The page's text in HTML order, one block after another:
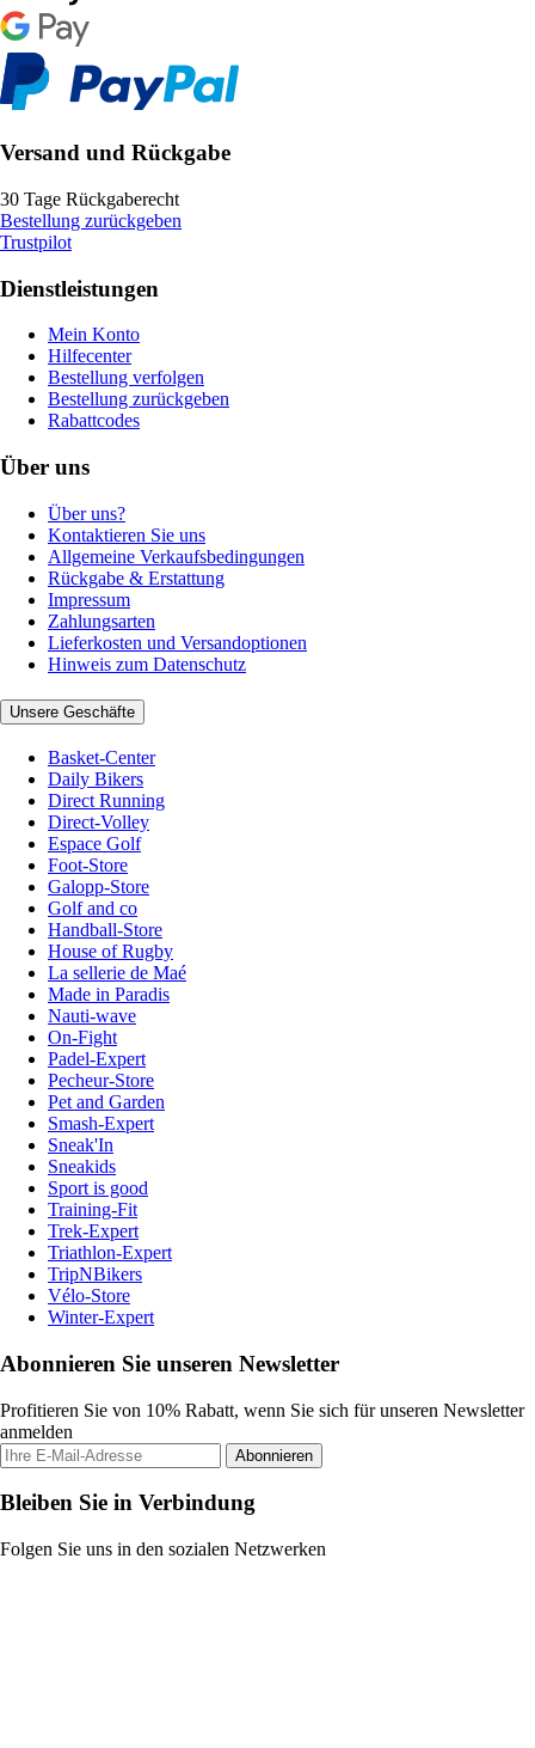
Versand und Rückgabe
30 Tage Rückgaberecht
Bestellung zurückgeben
Trustpilot
Dienstleistungen
Mein Konto
Hilfecenter
Bestellung verfolgen
Bestellung zurückgeben
Rabattcodes
Über uns
Über uns?
Kontaktieren Sie uns
Allgemeine Verkaufsbedingungen
Rückgabe & Erstattung
Impressum
Zahlungsarten
Lieferkosten und Versandoptionen
Hinweis zum Datenschutz
Unsere Geschäfte
Basket-Center
Daily Bikers
Direct Running
Direct-Volley
Espace Golf
Foot-Store
Galopp-Store
Golf and co
Handball-Store
House of Rugby
La sellerie de Maé
Made in Paradis
Nauti-wave
On-Fight
Padel-Expert
Pecheur-Store
Pet and Garden
Smash-Expert
Sneak'In
Sneakids
Sport is good
Training-Fit
Trek-Expert
Triathlon-Expert
TripNBikers
Vélo-Store
Winter-Expert
Abonnieren Sie unseren Newsletter
Profitieren Sie von 10% Rabatt, wenn Sie sich für unseren Newsletter
anmelden
Abonnieren
Bleiben Sie in Verbindung
Folgen Sie uns in den sozialen Netzwerken